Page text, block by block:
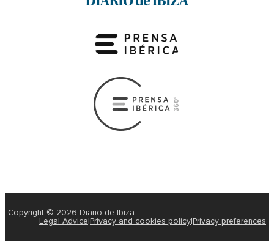
Copyright © 2026 Diario de Ibiza
Legal Advice Privacy and cookies policy Privacy preferences